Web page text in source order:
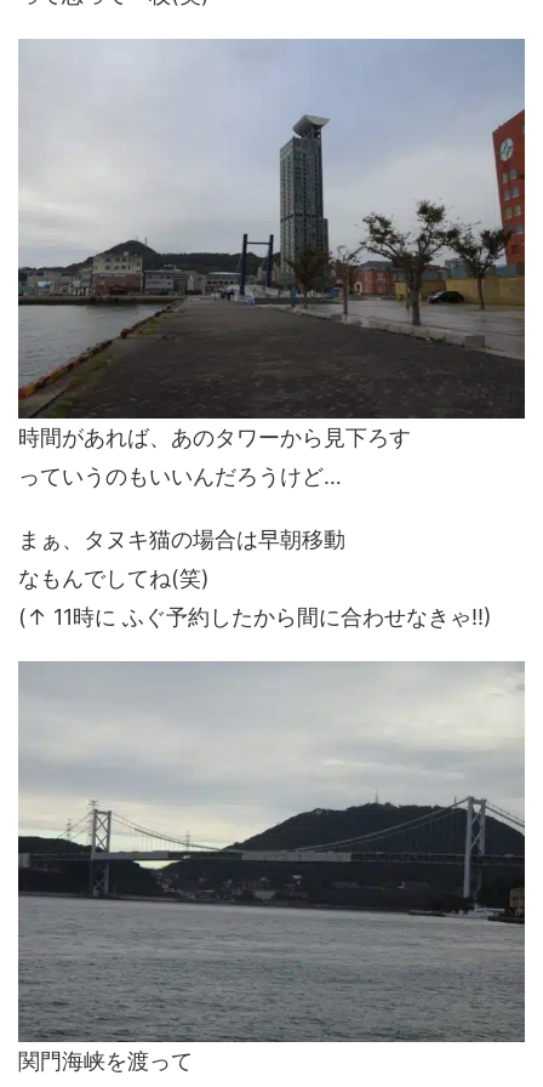
時間があれば、あのタワーから見下ろす
っていうのもいいんだろうけど…
まぁ、タヌキ猫の場合は早朝移動
なもんでしてね(笑)
(↑ 11時に ふぐ予約したから間に合わせなきゃ!!)
関門海峡を渡って